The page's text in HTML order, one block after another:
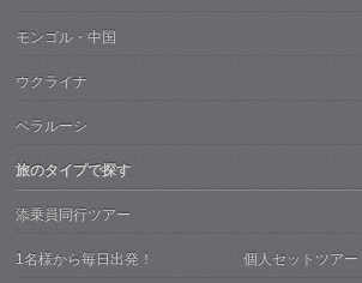
モンゴル・中国
ウクライナ
ベラルーシ
旅のタイプで探す
添乗員同行ツアー
1名様から毎日出発！ 個人セットツアー